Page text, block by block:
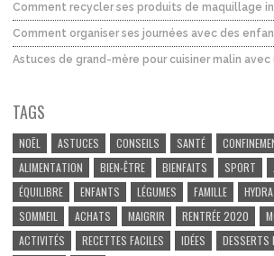
Comment recycler ses produits de maquillage
Comment organiser ses journées avec des
Astuces de grand-mère pour cuisiner malin
TAGS
NOËL ASTUCES CONSEILS SANTÉ
ALIMENTATION
BIEN-ÊTRE BIENFAITS SPORT
ÉQUILIBRE
ENFANTS LÉGUMES FAMILLE
SOMMEIL
ACHATS MAIGRIR RENTRÉE 2020
ACTIVITÉS
RECETTES FACILES IDÉES DESSERTS